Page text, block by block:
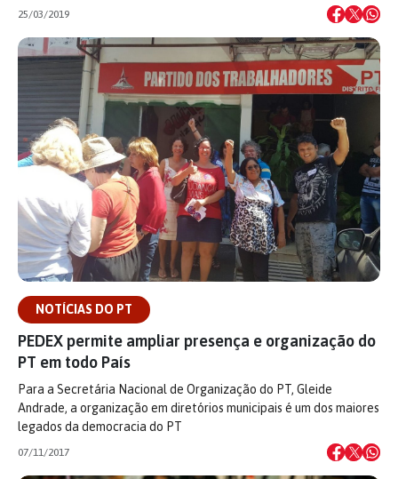
25/03/2019
NOTÍCIAS DO PT
PEDEX permite ampliar presença e organização do
PT em todo País
Para a Secretária Nacional de Organização do PT, Gleide
Andrade, a organização em diretórios municipais é um dos maiores
legados da democracia do PT
07/11/2017